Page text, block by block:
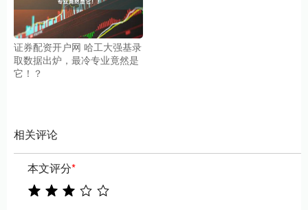
证券配资开户网 哈工大强基录
取数据出炉，最冷专业竟然是
它！？
相关评论
本文评分*